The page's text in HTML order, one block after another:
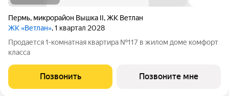
Пермь, микрорайон Вышка II,ЖК Ветлан
ЖК «Ветлан», 1 квартал 2028
Продается 1-комнатная квартира №117 в жилом доме комфорт
класса
Позвонить Позвоните мне